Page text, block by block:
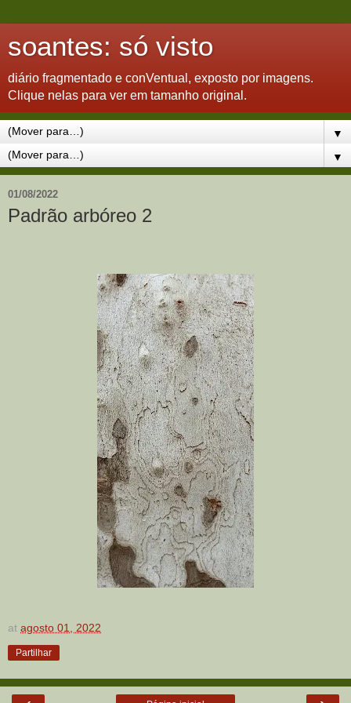
soantes: só visto
diário fragmentado e conVentual, exposto por imagens.
Clique nelas para ver em tamanho original.
▼
▼
01/08/2022
Padrão arbóreo 2
at agosto 01, 2022
Partilhar